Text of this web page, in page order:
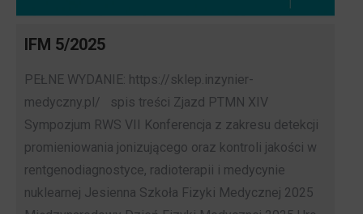
IFM 5/2025
PEŁNE WYDANIE: https://sklep.inzynier-
medyczny.pl/ spis treści Zjazd PTMN XIV
Sympozjum RWS VII Konferencja z zakresu detekcji
promieniowania jonizującego oraz kontroli jakości w
rentgenodiagnostyce, radioterapii i medycynie
nuklearnej Jesienna Szkoła Fizyki Medycznej 2025